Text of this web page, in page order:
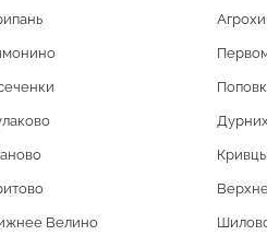
Кривцы
Велино
хлама действительно
ремонта, демонтажа зданий,